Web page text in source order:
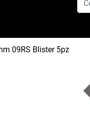
09RS Blister 5pz